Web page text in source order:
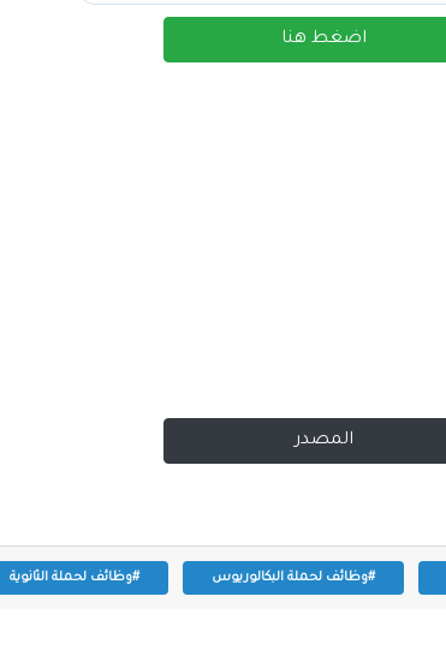
اضغط هنا
المصدر
#وظائف لحملة البكالوريوس #وظائف لحملة الثانوية